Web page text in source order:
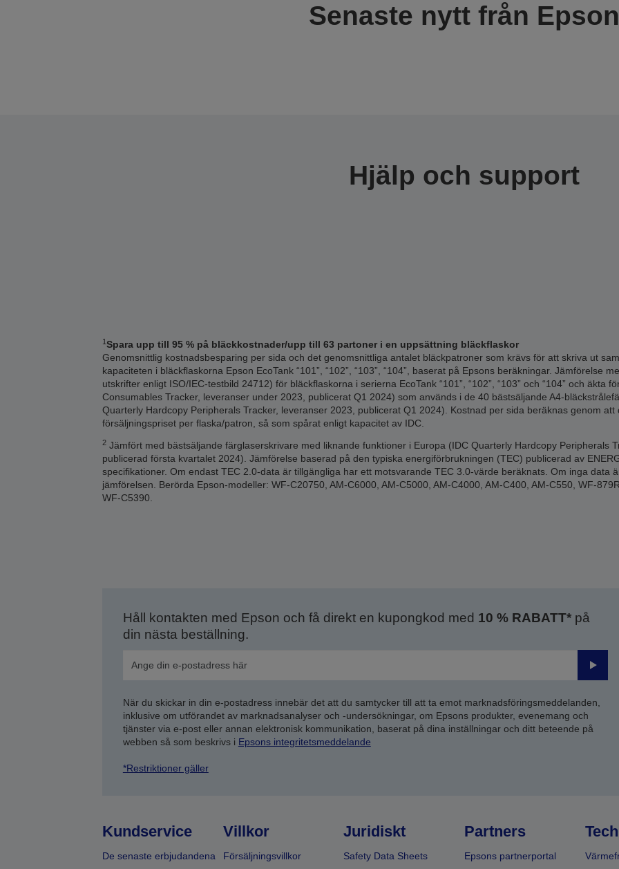
Senaste nytt från Epson
Hjälp och support
1Spara upp till 95 % på bläckkostnader/upp till 63 partoner i en uppsättning bläckflaskor
Genomsnittlig kostnadsbesparing per sida och det genomsnittliga antalet bläckpatroner som krävs för att skriva ut
kapaciteten i bläckflaskorna Epson EcoTank “101”, “102”, “103”, “104”, baserat på Epsons beräkningar. Jämförelse
utskrifter enligt ISO/IEC-testbild 24712) för bläckflaskorna i serierna EcoTank “101”, “102”, “103” och “104” och äkta
Consumables Tracker, leveranser under 2023, publicerat Q1 2024) som används i de 40 bästsäljande A4-
Quarterly Hardcopy Peripherals Tracker, leveranser 2023, publicerat Q1 2024). Kostnad per sida beräknas genom
försäljningspriset per flaska/patron, så som spårat enligt kapacitet av IDC.
2Jämfört med bästsäljande färglaserskrivare med liknande funktioner i Europa (IDC Quarterly Hardcopy Peripherals
publicerad första kvartalet 2024). Jämförelse baserad på den typiska energiförbrukningen (TEC) publicerad av
specifikationer. Om endast TEC 2.0-data är tillgängliga har ett motsvarande TEC 3.0-värde beräknats. Om inga data
jämförelsen. Berörda Epson-modeller: WF-C20750, AM-C6000, AM-C5000, AM-C4000, AM-C400, AM-C550, WF-
WF-C5390.
Håll kontakten med Epson och få direkt en kupongkod med 10 % RABATT*på
din nästa beställning.
När du skickar in din e-postadress innebär det att du samtycker till att ta emot marknadsföringsmeddelanden,
inklusive om utförandet av marknadsanalyser och -undersökningar, om Epsons produkter, evenemang och
tjänster via e-post eller annan elektronisk kommunikation, baserat på dina inställningar och ditt beteende på
webben så som beskrivs i Epsons integritetsmeddelande
*Restriktioner gäller
Kundservice
De senaste erbjudandena
Villkor
Försäljningsvillkor
Juridiskt
Safety Data Sheets
Partners
Epsons partnerportal